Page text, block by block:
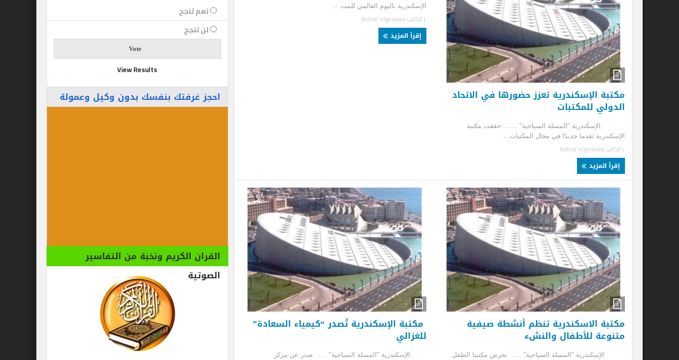
مكتبة الإسكندرية تعزز حضورها في الاتحاد
الدولي للمكتبات
الإسكندرية "المسلة السياحية" ...... حققت مكتبة
الإسكندرية تقدما جديدًا في مجال المكتبات ...
Ashraf elgedawy
الإسكندرية باليوم العالمي للمت ...
| الكاتب Ashraf elgedawy
إقرأ المزيد
مكتبة الاسكندرية تنظم أنشطة صيفية
متنوعة للأطفال والنشء
الإسكندرية "المسلة السياحية" ..... تحرص مكتبتا الطفل
مكتبة الإسكندرية تُصدر “كيمياء السعادة”
الإسكندرية "المسلة السياحية" ..... صدر عن مركز
نعم تنجح
View Results
احجز غرفتك بنفسك بدون وكيل وعمولة
القران الكريم ونخبة من التفاسير
الصوتية